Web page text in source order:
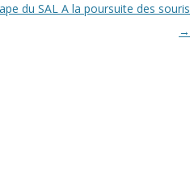
du SAL A la poursuite des souris
→